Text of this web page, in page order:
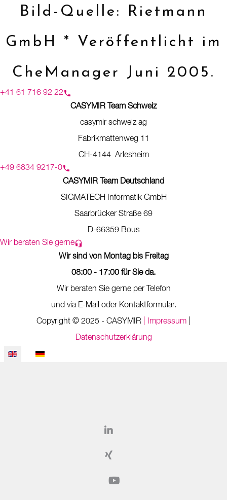
Bild-Quelle: Rietmann
GmbH * Veröffentlicht im
CheManager Juni 2005.
+41 61 716 92 22
CASYMIR Team Schweiz
casymir schweiz ag
Fabrikmattenweg 11
CH-4144 Arlesheim
+49 6834 9217-0
CASYMIR Team Deutschland
SIGMATECH Informatik GmbH
Saarbrücker Straße 69
D-66359 Bous
Wir beraten Sie gerne
Wir sind von Montag bis Freitag
08:00 - 17:00 für Sie da.
Wir beraten Sie gerne per Telefon
und via E-Mail oder Kontaktformular.
Copyright © 2025 - CASYMIR | Impressum
Datenschutzerklärung
Select your language